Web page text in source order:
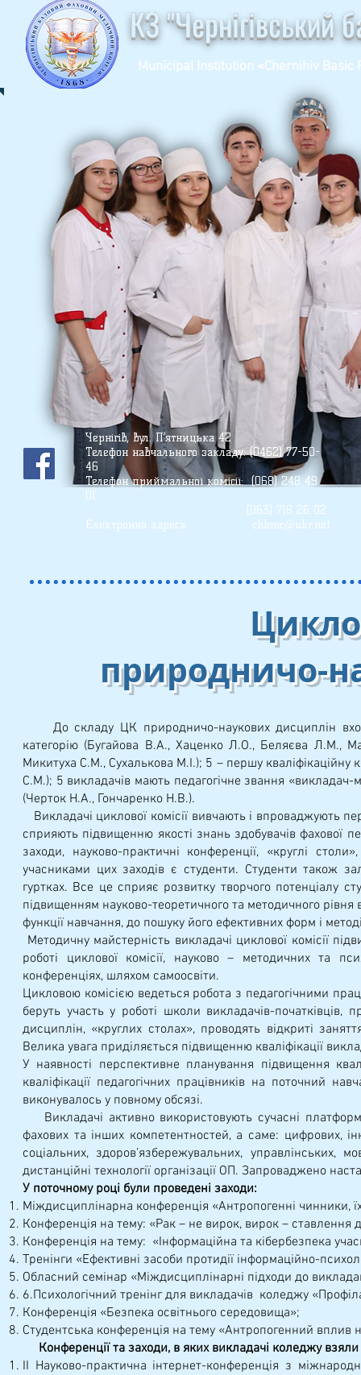
КЗ "Чернігівський
Municipal Institution «Chernihiv Basic
Чернігів, вул. П’ятницька 42
Телефон навчального закладу: (0462) 77-50-
46
Телефон приймальної комісії: (068) 248 49
01
(О63) 718 26 02
Електронна адреса: chbmc@ukr.net
природничо-
До складу ЦК природничо-наукових дисциплін
категорію (Бугайова В.А., Хаценко Л.О., Беляєва Л.М.,
Микитуха С.М., Сухалькова М.І.); 5 – першу
С.М.); 5 викладачів мають педагогічне звання «викладач-
(Черток Н.А., Гончаренко Н.В.).
Викладачі циклової комісії вивчають і впроваджують
сприяють підвищенню якості знань здобувачів фахової
заходи, науково-практичні конференції, «круглі
учасниками цих заходів є студенти. Студенти також
гуртках. Все це сприяє розвитку творчого потенціалу
підвищенням науково-теоретичного та методичного
функції навчання, до пошуку його ефективних форм і
Методичну майстерність викладачі циклової комісії
роботі циклової комісії, науково – методичних та
конференціях, шляхом самоосвіти.
Цикловою комісією ведеться робота з педагогічними
беруть участь у роботі школи викладачів-початківців,
дисциплін, «круглих столах», проводять відкриті
Велика увага приділяється підвищенню кваліфікації
У наявності перспективне планування підвищення
кваліфікації педагогічних працівників на поточний
виконувалось у повному обсязі.
Викладачі активно використовують сучасні
фахових та інших компетентностей, а саме: цифрових,
соціальних, здоров’язбережувальних,
дистанційні технології організації ОП. Запроваджено
У поточному році були проведені заходи:
Міждисциплінарна конференція «Антропогенні чинники,
Конференція на тему: «Рак – не вирок, вирок – ставлення
Конференція на тему: «Інформаційна та кібербезпека
Тренінги «Ефективні засоби протидії інформаційно-
Обласний семінар «Міждисциплінарні підходи до
6.Психологічний тренінг для викладачів коледжу
Конференція «Безпека освітнього середовища»;
Студентська конференція на тему «Антропогенний
Конференції та заходи, в яких викладачі коледжу взяли
ІІ Науково-практична інтернет-конференція з